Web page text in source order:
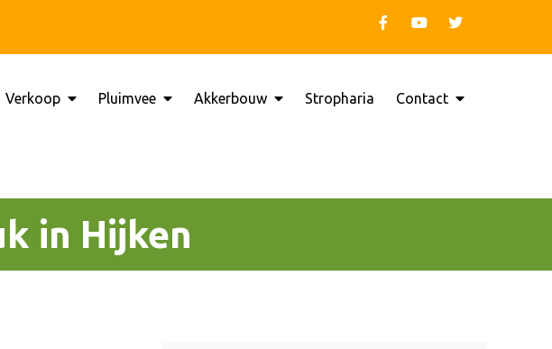
Verkoop Pluimvee Akkerbouw Stropharia Contact
in Hijken